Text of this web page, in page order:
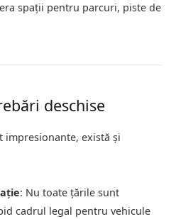
spații pentru parcuri, piste de
deschise
impresionante, există și
: Nu toate țările sunt
cadrul legal pentru vehicule